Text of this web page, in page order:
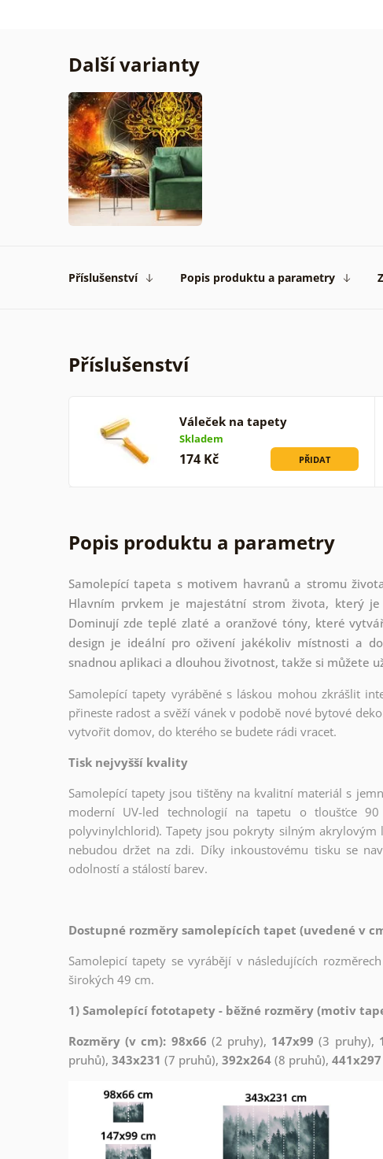
Další varianty
Příslušenství Popis produktu a parametry
Příslušenství
Váleček na tapety
Skladem
174 Kč PŘIDAT
Popis produktu a parametry
Samolepící tapeta s motivem havranů a stromu
Hlavním prvkem je majestátní strom života, který
Dominují zde teplé zlaté a oranžové tóny, které
design je ideální pro oživení jakékoliv místnosti a
snadnou aplikaci a dlouhou životnost, takže si můžete
Samolepící tapety vyráběné s láskou mohou zkrášlit
přineste radost a svěží vánek v podobě nové bytové
vytvořit domov, do kterého se budete rádi vracet.
Tisk nejvyšší kvality
Samolepící tapety jsou tištěny na kvalitní materiál s
moderní UV-led technologií na tapetu o tloušťce
polyvinylchlorid). Tapety jsou pokryty silným
nebudou držet na zdi. Díky inkoustovému tisku se
odolností a stálostí barev.
Dostupné rozměry samolepících tapet (uvedené v
Samolepicí tapety se vyrábějí v následujících
širokých 49 cm.
1) Samolepící fototapety - běžné rozměry (motiv
Rozměry (v cm): 98x66 (2 pruhy), 147x99 (3 pruhy),
pruhů), 343x231 (7 pruhů), 392x264 (8 pruhů), 441x297